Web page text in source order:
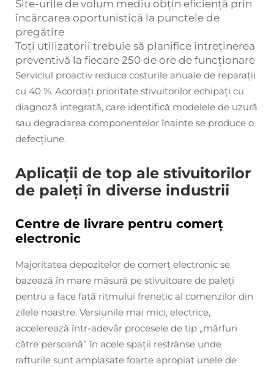
Site-urile de volum mediu obțin eficiență prin
încărcarea oportunistică la punctele de
pregătire
Toți utilizatorii trebuie să planifice întreținerea
preventivă la fiecare 250 de ore de funcționare
Serviciul proactiv reduce costurile anuale de reparații
cu 40 %. Acordați prioritate stivuitorilor echipați cu
diagnoză integrată, care identifică modelele de uzură
sau degradarea componentelor înainte se produce o
defecțiune.
Aplicații de top ale stivuitorilor
de paleți în diverse industrii
Centre de livrare pentru comerț
electronic
Majoritatea depozitelor de comerț electronic se
bazează în mare măsură pe stivuitoare de paleți
pentru a face față ritmului frenetic al comenzilor din
zilele noastre. Versiunile mai mici, electrice,
accelerează într-adevăr procesele de tip „mărfuri
către persoană” în acele spații restrânse unde
rafturile sunt amplasate foarte apropiat unele de